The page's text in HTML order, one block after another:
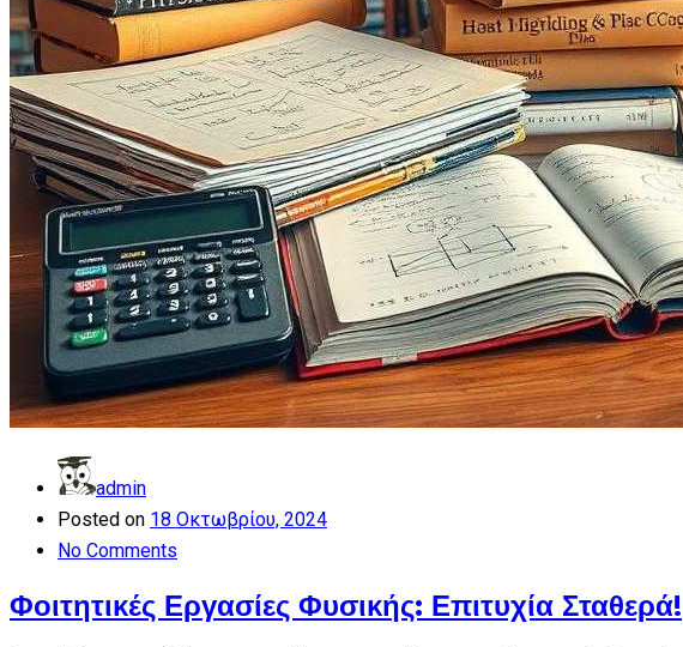
admin
Posted on 18 Οκτωβρίου, 2024
No Comments
Φοιτητικές Εργασίες Φυσικής: Επιτυχία Σταθερά!